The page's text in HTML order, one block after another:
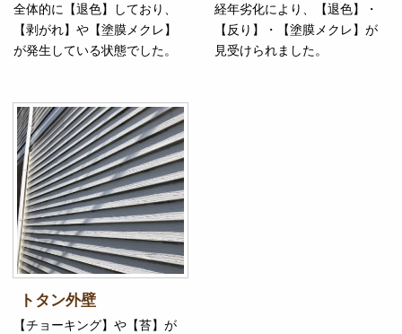
全体的に【退色】しており、
【剥がれ】や【塗膜メクレ】
が発生している状態でした。
経年劣化により、【退色】・
【反り】・【塗膜メクレ】が
見受けられました。
トタン外壁
【チョーキング】や【苔】が